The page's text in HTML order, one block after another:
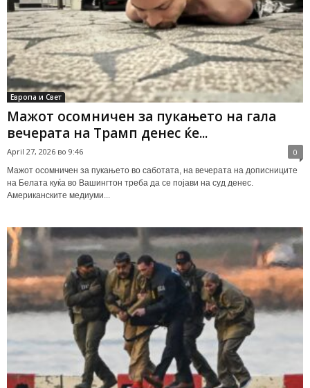
Европа и Свет
Мажот осомничен за пукањето на гала
вечерата на Трамп денес ќе...
April 27, 2026 во 9:46 0
Мажот осомничен за пукањето во саботата, на вечерата на дописниците
на Белата куќа во Вашингтон треба да се појави на суд денес.
Американските медиуми...